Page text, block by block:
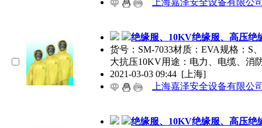
上海嘉泽安全设备有限公
绝缘服、10KV绝缘服、高压绝
货号：SM-7033材质：EVA规格：S
大抗压10KV用途：电力、电缆、消
2021-03-03 09:44 [上海]
上海嘉泽安全设备有限公
绝缘服、10KV绝缘服、高压绝